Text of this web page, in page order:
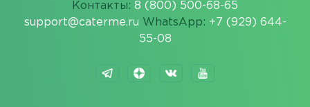
Контакты: 8 (800) 500-68-65
support@caterme.ru WhatsApp: +7 (929) 644-
55-08